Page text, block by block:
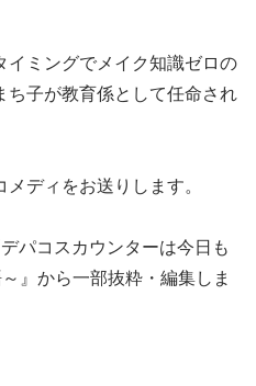
ミングでメイク知識ゼロの
子が教育係として任命され
ディをお送りします。
パコスカウンターは今日も
』から一部抜粋・編集しま